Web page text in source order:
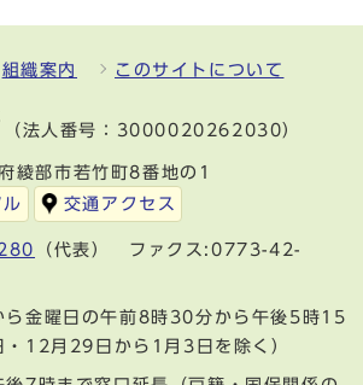
組織案内 このサイトについて
（法人番号：3000020262030）
綾部市若竹町8番地の1
交通アクセス
（代表） ファクス:0773-42-
金曜日の午前8時30分から午後5時15
・12月29日から1月3日を除く）